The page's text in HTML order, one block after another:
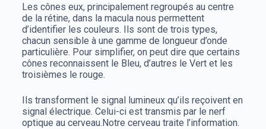
Les cônes eux, principalement regroupés au centre
de la rétine, dans la macula nous permettent
d’identifier les couleurs. Ils sont de trois types,
chacun sensible à une gamme de longueur d’onde
particulière. Pour simplifier, on peut dire que certains
cônes reconnaissent le Bleu, d’autres le Vert et les
troisièmes le rouge.
Ils transforment le signal lumineux qu’ils reçoivent en
signal électrique. Celui-ci est transmis par le nerf
optique au cerveau.Notre cerveau traite l’information.